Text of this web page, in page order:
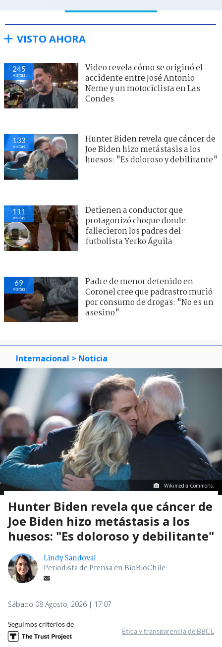
VISTO AHORA
245
visitas
Video revela cómo se originó el
accidente entre José Antonio
Neme y un motociclista en Las
Condes
133
visitas
Hunter Biden revela que cáncer de
Joe Biden hizo metástasis a los
huesos: "Es doloroso y debilitante"
111
visitas
Detienen a conductor que
protagonizó choque donde
fallecieron los padres del
futbolista Yerko Águila
69
visitas
Padre de menor detenido en
Coronel cree que padrastro murió
por consumo de drogas: "No es un
asesino"
Internacional > Noticia
Wikimedia Commons.
Hunter Biden revela que cáncer de
Joe Biden hizo metástasis a los
huesos: "Es doloroso y debilitante"
Lindy Sandoval
Periodista de Prensa en BioBioChile
Sábado 08 Agosto, 2026 | 17:07
Seguimos criterios de
Ética y transparencia de BBCL